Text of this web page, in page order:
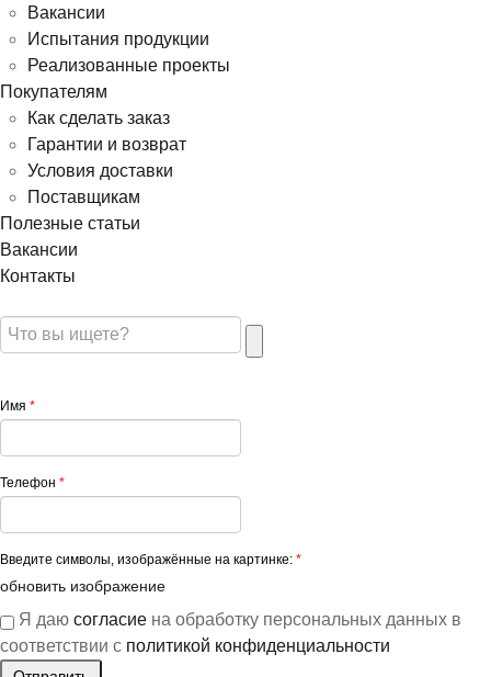
Вакансии
Испытания продукции
Реализованные проекты
Покупателям
Как сделать заказ
Гарантии и возврат
Условия доставки
Поставщикам
Полезные статьи
Вакансии
Контакты
Имя *
Телефон *
Введите символы, изображённые на картинке: *
обновить изображение
Я даю согласие на обработку персональных данных в
соответствии с политикой конфиденциальности